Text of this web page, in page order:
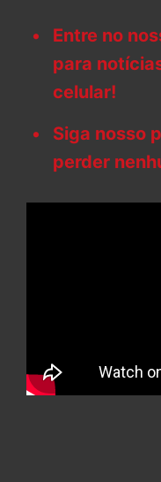
Entre no
para
celular!
Siga nosso
perder